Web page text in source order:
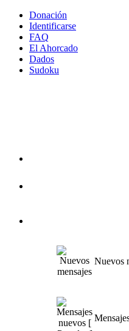
Donación
Identificarse
FAQ
El Ahorcado
Dados
Sudoku
Nuevos